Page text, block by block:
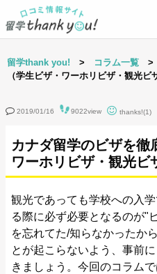
留学thank you! > コラム一覧 >
（学生ビザ・ワーホリビザ・観光
2019/01/16 9022view thanks!(1)
カナダ留学のビザを徹
ワーホリビザ・観光
観光であっても学校への入
る際に必ず必要となるのが"
を忘れてた/知らなかったか
とが起こらないよう、事前
きましょう。今回のコラム